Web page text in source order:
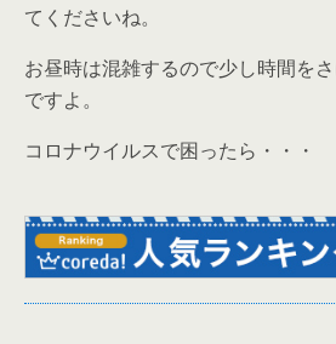
てくださいね。
お昼時は混雑するので少し時間を
ですよ。
コロナウイルスで困ったら・・・